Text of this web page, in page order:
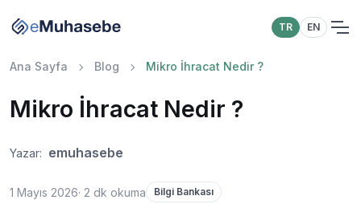
TR EN
Ana Sayfa Blog Mikro İhracat Nedir ?
Mikro İhracat Nedir ?
Yazar: emuhasebe
1 Mayıs 2026· 2 dk okuma Bilgi Bankası